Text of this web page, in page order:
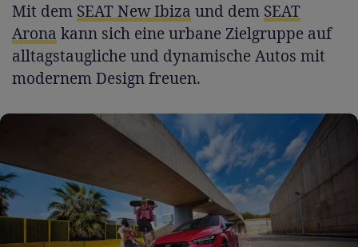
Mit dem SEAT New Ibiza und dem SEAT
Arona kann sich eine urbane Zielgruppe auf
alltagstaugliche und dynamische Autos mit
modernem Design freuen.